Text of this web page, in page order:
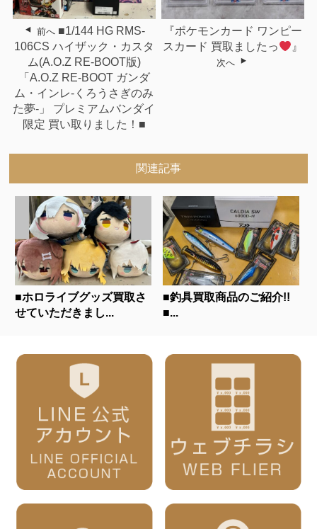
前へ ■1/144 HG RMS-
106CS ハイザック・カスタ
ム(A.O.Z RE-BOOT版)
「A.O.Z RE-BOOT ガンダ
ム・インレ-くろうさぎのみ
た夢-」 プレミアムバンダイ
限定 買い取りました！■
『ポケモンカード ワンピー
スカード 買取ましたっ
』
次へ
関連記事
■ホロライブグッズ買取さ
せていただきまし...
■釣具買取商品のご紹介!!
■...